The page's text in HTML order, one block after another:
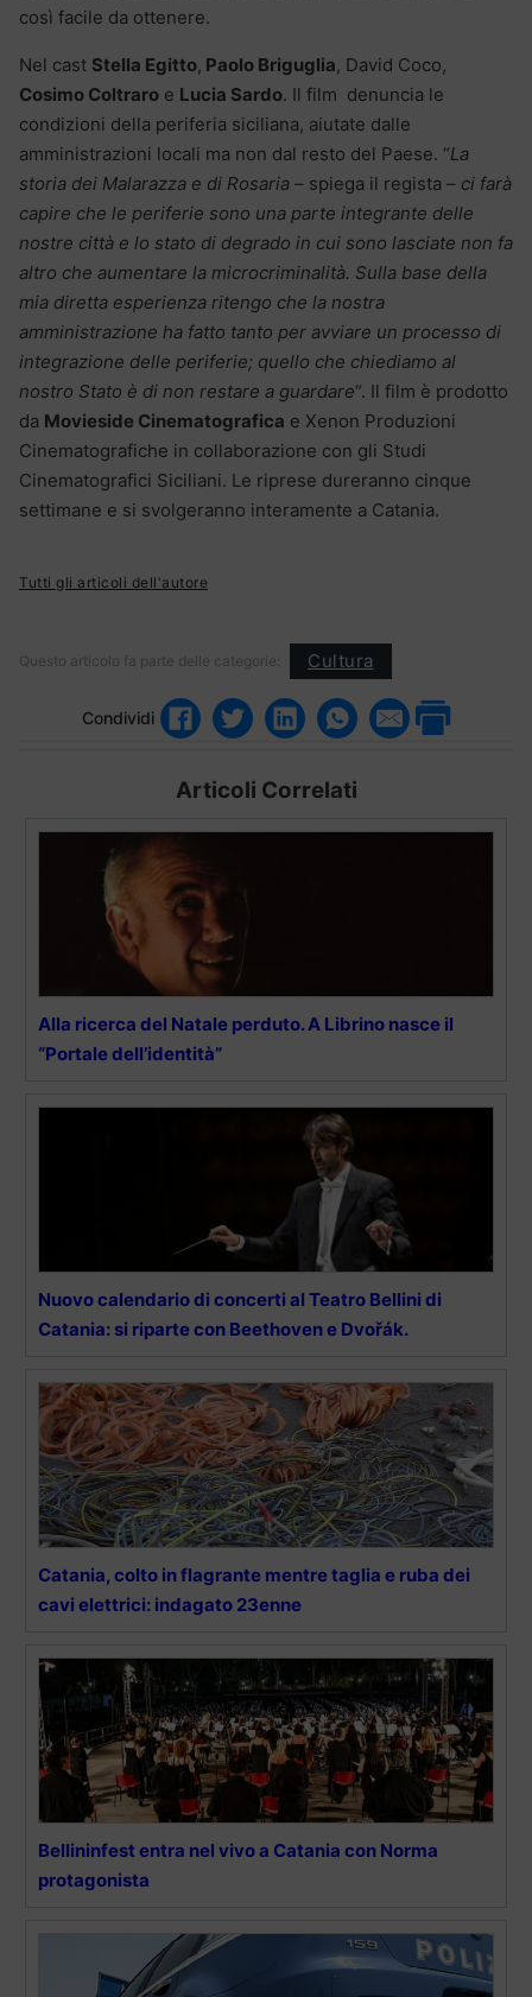
così facile da ottenere.
Nel cast Stella Egitto, Paolo Briguglia, David Coco,
Cosimo Coltraro e Lucia Sardo. Il film denuncia le
condizioni della periferia siciliana, aiutate dalle
amministrazioni locali ma non dal resto del Paese. “La
storia dei Malarazza e di Rosaria – spiega il regista – ci farà
capire che le periferie sono una parte integrante delle
nostre città e lo stato di degrado in cui sono lasciate non fa
altro che aumentare la microcriminalità. Sulla base della
mia diretta esperienza ritengo che la nostra
amministrazione ha fatto tanto per avviare un processo di
integrazione delle periferie; quello che chiediamo al
nostro Stato è di non restare a guardare“. Il film è prodotto
da Movieside Cinematografica e Xenon Produzioni
Cinematografiche in collaborazione con gli Studi
Cinematografici Siciliani. Le riprese dureranno cinque
settimane e si svolgeranno interamente a Catania.
Tutti gli articoli dell'autore
Questo articolo fa parte delle categorie: Cultura
Condividi
Articoli Correlati
Alla ricerca del Natale perduto. A Librino nasce il
“Portale dell’identità”
Nuovo calendario di concerti al Teatro Bellini di
Catania: si riparte con Beethoven e Dvořák.
Catania, colto in flagrante mentre taglia e ruba dei
cavi elettrici: indagato 23enne
Bellininfest entra nel vivo a Catania con Norma
protagonista